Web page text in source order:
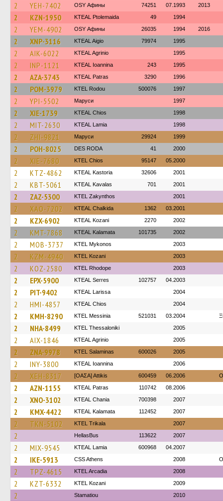
2 YEH-7402 OSY Афины 74251 07.1993 2013
2 KZN-1950 KTEAL Ptolemaida 49 1994
2 YEM-4902 OSY Афины 26035 1994 2016
2 XNP-3116 KTEAL Aigio 79974 1995
2 AIK-6022 KTEAL Agrinio 1995
2 INP-1121 KTEAL Ioannina 243 1995
2 AZA-3743 KTEAL Patras 3290 1996
2 POM-3979 ΚΤΕL Rodou 500076 1997
2 YPI-5502 Маруси 1997
2 XIE-1739 KTEAL Chios 1998
2 MIT-2630 KTEAL Lamia 1998
2 ZHI-9821 Маруси 29924 1999
2 POH-8025 DES RODA 41 2000
2 XIE-7680 KTEL Chios 95147 05.2000
2 KTZ-4862 KTEAL Kastoria 32606 2001
2 KBT-5061 KTEAL Kavalas 701 2001
2 ZAZ-5300 KTEL Zakynthos 2001
2 XAO-7202 KTEAL Chalkida 1362 03.2001
2 KZX-6902 KTEAL Kozani 2270 2002
2 KMT-7868 KTEAL Kalamata 101735 2002
2 MOB-3737 KTEL Mykonos 2003
2 KZM-4940 ΚΤΕL Kozani 2003
2 KOZ-2580 KTEL Rhodope 2003
2 EPX-5900 KTEAL Serres 102757 04.2003
2 PIT-9402 KTEAL Larissa 2004
2 HMI-4857 KTEAL Chios 2004
2 KMH-8290 KTEL Messinia 521031 03.2004
2 NHA-8499 KTEL Thessaloniki 2005
2 AIX-1846 KTEAL Agrinio 2005
2 ZNA-9978 KTEL Salaminas 600026 2005
2 INY-3800 KTEAL Ioannina 2006
2 XEH-8317 [ΟΑΣΑ] Αttikis 600459 06.2006
2 AZN-1155 KTEAL Patras 110742 08.2006
2 XNO-3102 KTEAL Chania 700398 2007
2 KMX-4422 KTEAL Kalamata 112452 2007
2 TKN-5102 ΚΤΕL Τrikala 2007
2 HellasBus 113622 2007
2 MIX-9545 KTEAL Lamia 600968 04.2007
2 IKE-5913 CSS Athens 2008
2 TPZ-4615 KTEL Arcadia 2008
2 KZT-6332 ΚΤΕL Kozani 2009
2 Stamatiou 2010